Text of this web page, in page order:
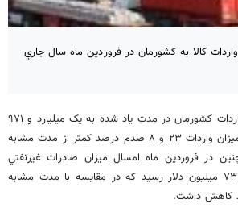
كالا به كشورمان در فروردين ماه سال جاري
به گزارش خبرگزاری مهر، واردات كشورمان در مدت ياد شده به يک ميليارد و ۹۷۱
ميليون دلار رسيد كه اين ميزان واردات ۲۳ و ۸ صدم درصد كمتر از مدت مشابه
در فروردين ماه امسال ميزان صادرات غيرنفتي
كشورمان به ۲ ميليارد و ۷۳۱ ميليون دلار رسيد كه در مقايسه با مدت مشابه